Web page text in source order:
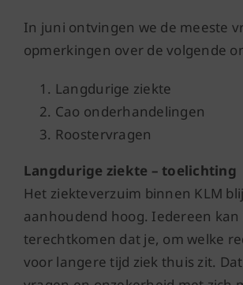
In juni ontvingen we de meeste
opmerkingen over de volgende
Langdurige ziekte
Cao onderhandelingen
Roostervragen
Langdurige ziekte – toelichting
Het ziekteverzuim binnen KLM
aanhoudend hoog. Iedereen
terechtkomen dat je, om welke
voor langere tijd ziek thuis zit.